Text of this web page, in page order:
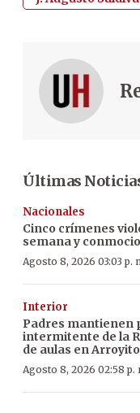
Últimas
Nacionales
Cinco crímenes
semana y
Agosto 8, 2026 03:03 p.
Interior
Padres mantienen
intermitente de la
de aulas en Arroyito
Agosto 8, 2026 02:58 p.